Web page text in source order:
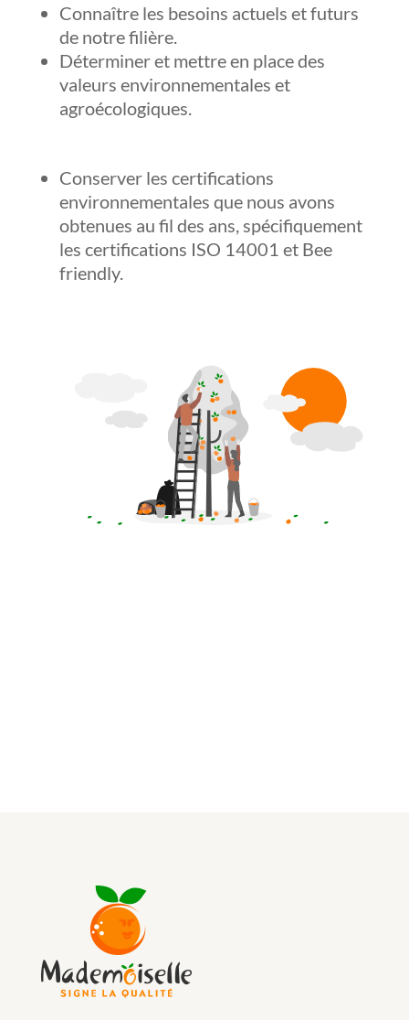
Connaître les besoins actuels et futurs
de notre filière.
Déterminer et mettre en place des
valeurs environnementales et
agroécologiques.
Conserver les certifications
environnementales que nous avons
obtenues au fil des ans, spécifiquement
les certifications ISO 14001 et Bee
friendly.